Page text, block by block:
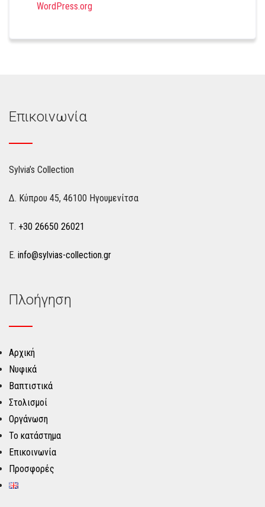
WordPress.org
Επικοινωνία
Sylvia’s Collection
Δ. Κύπρου 45, 46100 Ηγουμενίτσα
Τ. +30 26650 26021
Ε. info@sylvias-collection.gr
Πλοήγηση
Αρχική
Νυφικά
Βαπτιστικά
Στολισμοί
Οργάνωση
Το κατάστημα
Επικοινωνία
Προσφορές